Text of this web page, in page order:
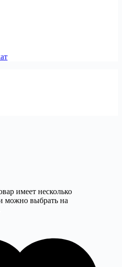
имеет несколько
можно выбрать на